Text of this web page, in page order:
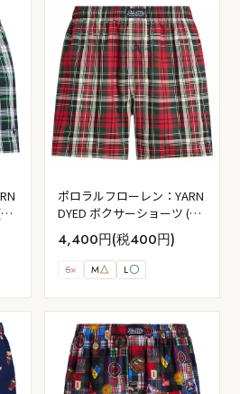
ポロラルフローレン：YARN
DYED ボクサーショーツ (ラ
ドクリフ・プレイド)
4,400円(税400円)
S× M△ L〇